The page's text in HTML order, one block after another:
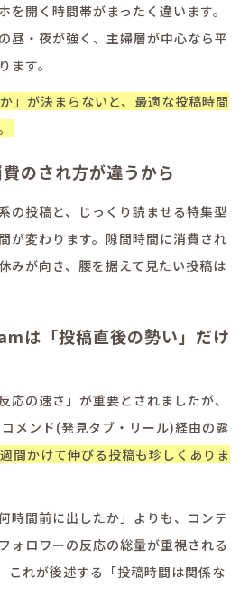
を開く時間帯がまったく違います。
昼・夜が強く、主婦層が中心なら平
ます。
」が決まらないと、最適な投稿時間
のされ方が違うから
の投稿と、じっくり読ませる特集型
が変わります。隙間時間に消費され
みが向き、腰を据えて見たい投稿は
は「投稿直後の勢い」だけ
応の速さ」が重要とされましたが、
メンド(発見タブ・リール)経由の露
間かけて伸びる投稿も珍しくありま
時間前に出したか」よりも、コンテ
ォロワーの反応の総量が重視される
これが後述する「投稿時間は関係な